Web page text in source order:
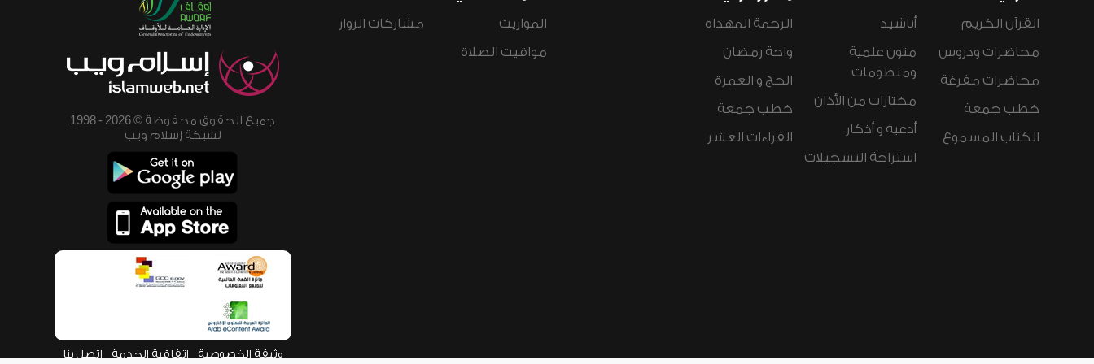
القرآن الكريم
محاضرات ودروس
محاضرات مفرغة
خطب جمعة
الكتاب المسموع
أناشيد
متون علمية
ومنظومات
مختارات من الأذان
أدعية و أذكار
استراحة التسجيلات
الرحمة المهداة
واحة رمضان
الحج و العمرة
خطب جمعة
القراءات العشر
المواريث
مواقيت الصلاة
مشاركات الزوار
جميع الحقوق محفوظة © 2026 - 1998
لشبكة إسلام ويب
وثيقة الخصوصية اتفاقية الخدمة اتصل بنا